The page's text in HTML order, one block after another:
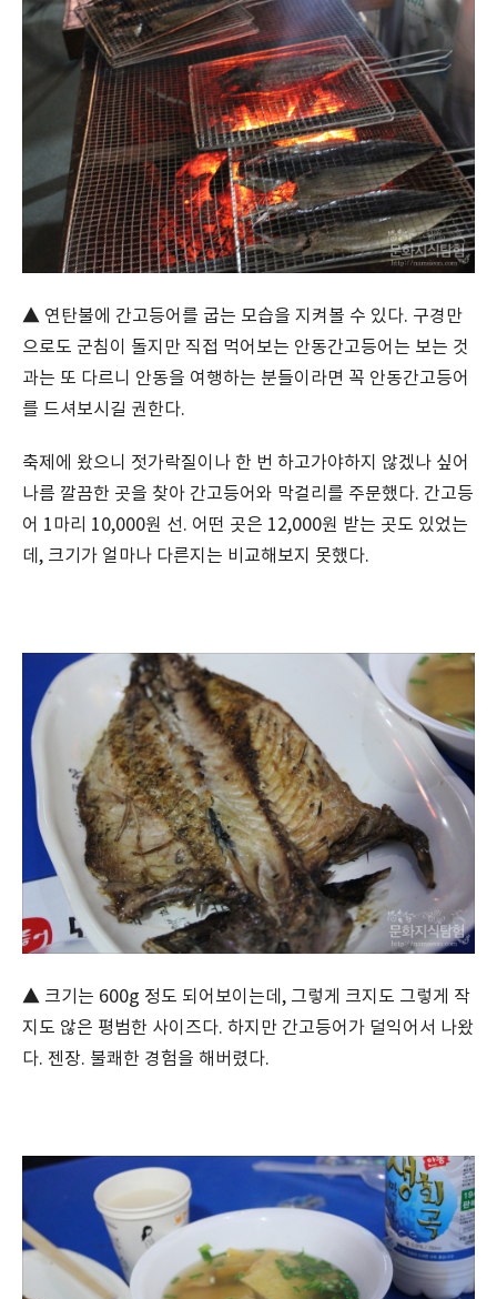
▲ 연탄불에 간고등어를 굽는 모습을 지켜볼 수 있다. 구경만
으로도 군침이 돌지만 직접 먹어보는 안동간고등어는 보는 것
과는 또 다르니 안동을 여행하는 분들이라면 꼭 안동간고등어
를 드셔보시길 권한다.
축제에 왔으니 젓가락질이나 한 번 하고가야하지 않겠나 싶어
나름 깔끔한 곳을 찾아 간고등어와 막걸리를 주문했다. 간고등
어 1마리 10,000원 선. 어떤 곳은 12,000원 받는 곳도 있었는
데, 크기가 얼마나 다른지는 비교해보지 못했다.
▲ 크기는 600g 정도 되어보이는데, 그렇게 크지도 그렇게 작
지도 않은 평범한 사이즈다. 하지만 간고등어가 덜익어서 나왔
다. 젠장. 불쾌한 경험을 해버렸다.